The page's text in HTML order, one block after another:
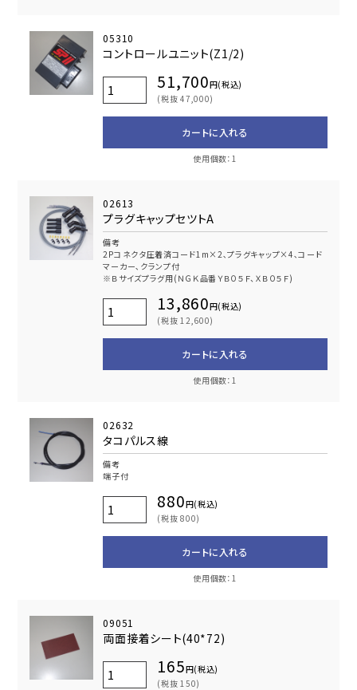
05310
コントロールユニット(Z1/2)
51,700円(税込)
(税抜 47,000)
カートに入れる
使用個数：1
02613
プラグキャップセツトA
備考
2Pコネクタ圧着済コード1m×2､プラグキャップ×4､コード
マーカー､クランプ付
※Ｂサイズプラグ用(ＮＧＫ品番ＹＢ０５Ｆ、ＸＢ０５Ｆ)
13,860円(税込)
(税抜 12,600)
カートに入れる
使用個数：1
02632
タコパルス線
備考
端子付
880円(税込)
(税抜 800)
カートに入れる
使用個数：1
09051
両面接着シート(40*72)
165円(税込)
(税抜 150)